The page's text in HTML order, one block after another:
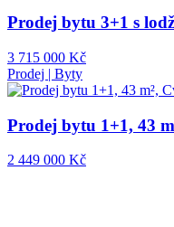
Prodej bytu 3+1 s
3 715 000 Kč
Prodej | Byty
Prodej bytu 1+1, 43
2 449 000 Kč